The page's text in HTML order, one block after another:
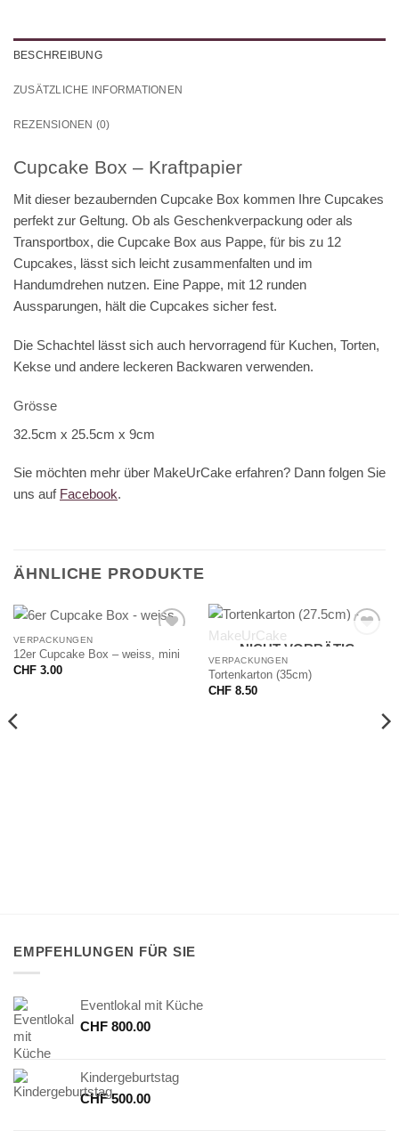
BESCHREIBUNG
ZUSÄTZLICHE INFORMATIONEN
REZENSIONEN (0)
Cupcake Box – Kraftpapier
Mit dieser bezaubernden Cupcake Box kommen Ihre Cupcakes
perfekt zur Geltung. Ob als Geschenkverpackung oder als
Transportbox, die Cupcake Box aus Pappe, für bis zu 12
Cupcakes, lässt sich leicht zusammenfalten und im
Handumdrehen nutzen. Eine Pappe, mit 12 runden
Aussparungen, hält die Cupcakes sicher fest.
Die Schachtel lässt sich auch hervorragend für Kuchen, Torten,
Kekse und andere leckeren Backwaren verwenden.
Grösse
32.5cm x 25.5cm x 9cm
Sie möchten mehr über MakeUrCake erfahren? Dann folgen Sie
uns auf Facebook.
ÄHNLICHE PRODUKTE
VERPACKUNGEN
12er Cupcake Box – weiss, mini
CHF3.00
NICHT VORRÄTIG
VERPACKUNGEN
Tortenkarton (35cm)
CHF8.50
EMPFEHLUNGEN FÜR SIE
Eventlokal mit Küche
CHF 800.00
Kindergeburtstag
CHF500.00